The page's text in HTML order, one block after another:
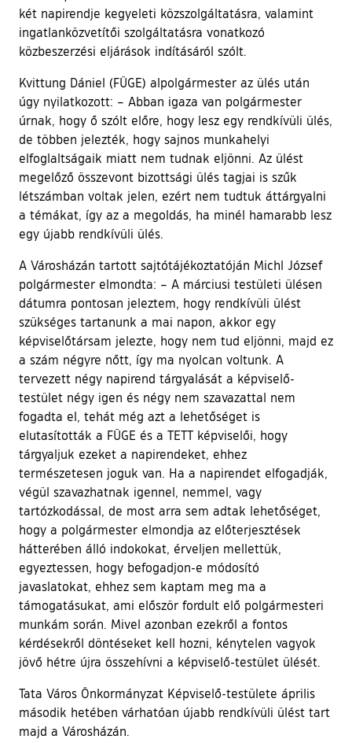
két napirendje kegyeleti közszolgáltatásra, valamint
ingatlanközvetítői szolgáltatásra vonatkozó
közbeszerzési eljárások indításáról szólt.
Kvittung Dániel (FÜGE) alpolgármester az ülés után
úgy nyilatkozott: – Abban igaza van polgármester
úrnak, hogy ő szólt előre, hogy lesz egy rendkívüli ülés,
de többen jelezték, hogy sajnos munkahelyi
elfoglaltságaik miatt nem tudnak eljönni. Az ülést
megelőző összevont bizottsági ülés tagjai is szűk
létszámban voltak jelen, ezért nem tudtuk áttárgyalni
a témákat, így az a megoldás, ha minél hamarabb lesz
egy újabb rendkívüli ülés.
A Városházán tartott sajtótájékoztatóján Michl József
polgármester elmondta: – A márciusi testületi ülésen
dátumra pontosan jeleztem, hogy rendkívüli ülést
szükséges tartanunk a mai napon, akkor egy
képviselőtársam jelezte, hogy nem tud eljönni, majd ez
a szám négyre nőtt, így ma nyolcan voltunk. A
tervezett négy napirend tárgyalását a képviselő-
testület négy igen és négy nem szavazattal nem
fogadta el, tehát még azt a lehetőséget is
elutasították a FÜGE és a TETT képviselői, hogy
tárgyaljuk ezeket a napirendeket, ehhez
természetesen joguk van. Ha a napirendet elfogadják,
végül szavazhatnak igennel, nemmel, vagy
tartózkodással, de most arra sem adtak lehetőséget,
hogy a polgármester elmondja az előterjesztések
hátterében álló indokokat, érveljen mellettük,
egyeztessen, hogy befogadjon-e módosító
javaslatokat, ehhez sem kaptam meg ma a
támogatásukat, ami először fordult elő polgármesteri
munkám során. Mivel azonban ezekről a fontos
kérdésekről döntéseket kell hozni, kénytelen vagyok
jövő hétre újra összehívni a képviselő-testület ülését.
Tata Város Önkormányzat Képviselő-testülete április
második hetében várhatóan újabb rendkívüli ülést tart
majd a Városházán.